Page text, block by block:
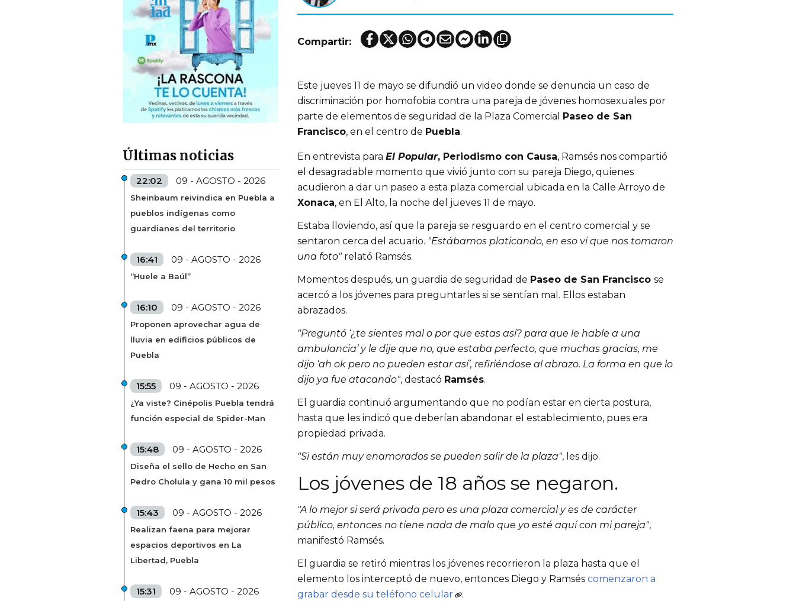
Últimas noticias
22:02 09 - AGOSTO - 2026
Sheinbaum reivindica en Puebla a
pueblos indígenas como
guardianes del territorio
16:41 09 - AGOSTO - 2026
“Huele a Baúl”
16:10 09 - AGOSTO - 2026
Proponen aprovechar agua de
lluvia en edificios públicos de
Puebla
15:55 09 - AGOSTO - 2026
¿Ya viste? Cinépolis Puebla tendrá
función especial de Spider-Man
15:48 09 - AGOSTO - 2026
Diseña el sello de Hecho en San
Pedro Cholula y gana 10 mil pesos
15:43 09 - AGOSTO - 2026
Realizan faena para mejorar
espacios deportivos en La
Libertad, Puebla
15:31 09 - AGOSTO - 2026
Compartir:
Este jueves 11 de mayo se difundió un video donde se denuncia un caso de
discriminación por homofobia contra una pareja de jóvenes homosexuales por
parte de elementos de seguridad de la Plaza Comercial
Paseo de San
Francisco, en el centro de Puebla.
En entrevista para El Popular, Periodismo con Causa, Ramsés nos compartió
el desagradable momento que vivió junto con su pareja Diego, quienes
Xonaca, en El Alto, la noche del jueves 11 de mayo.
Estaba lloviendo, así que la pareja se resguardo en el centro comercial y se
sentaron cerca del acuario. "Estábamos platicando, en eso vi que nos tomaron
una foto" relató Ramsés.
Momentos después, un guardia de seguridad de Paseo de San Francisco se
acercó a los jóvenes para preguntarles si se sentían mal. Ellos estaban
abrazados.
"Preguntó ‘¿te sientes mal o por que estas así? para que le hable a una
ambulancia’ y le dije que no, que estaba perfecto, que muchas gracias, me
dijo ‘ah ok pero no pueden estar así’, refiriéndose al abrazo. La forma en que lo
dijo ya fue atacando", destacó Ramsés.
El guardia continuó argumentando que no podían estar en cierta postura,
hasta que les indicó que deberían abandonar el establecimiento, pues era
propiedad privada.
"Si están muy enamorados se pueden salir de la plaza", les dijo.
Los jóvenes de 18 años se negaron.
"A lo mejor si será privada pero es una plaza comercial y es de carácter
público, entonces no tiene nada de malo que yo esté aquí con mi pareja",
manifestó Ramsés.
El guardia se retiró mientras los jóvenes recorrieron la plaza hasta que el
elemento los interceptó de nuevo, entonces Diego y Ramsés comenzaron a
grabar desde su teléfono celular
.